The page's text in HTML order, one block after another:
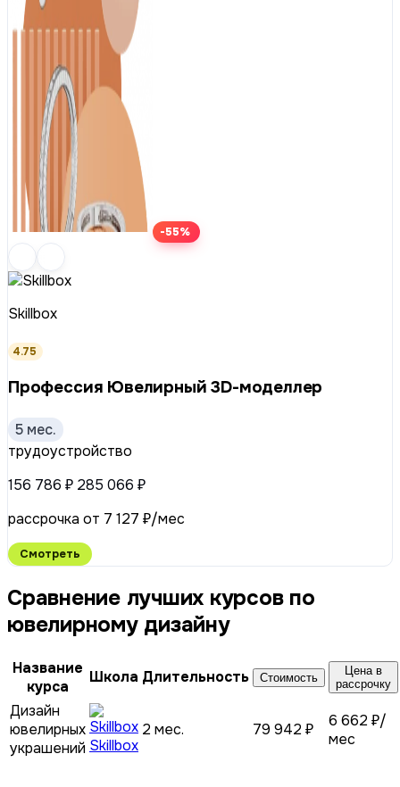
-55%
Skillbox
4.75
Профессия Ювелирный 3D-моделлер
5 мес.
трудоустройство
156 786 ₽ 285 066 ₽
рассрочка от 7 127 ₽/мес
Смотреть
Сравнение лучших курсов по
ювелирному дизайну
Название
курса
Школа Длительность Стоимость
Цена в
рассрочку
Дизайн
ювелирных
украшений Skillbox
2 мес. 79 942 ₽
6 662 ₽/
мес